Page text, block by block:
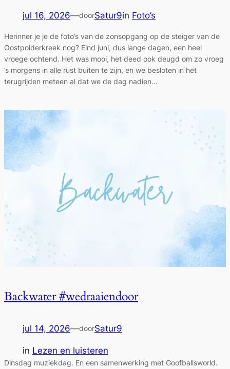
jul 16, 2026—doorSatur9in Foto’s
Herinner je je de foto’s van de zonsopgang op de steiger van de
Oostpolderkreek nog? Eind juni, dus lange dagen, een heel
vroege ochtend. Het was mooi, het deed ook deugd om zo vroeg
’s morgens in alle rust buiten te zijn, en we besloten in het
terugrijden meteen al dat we de dag nadien…
Backwater #wedraaiendoor
jul 14, 2026—doorSatur9
in Lezen en luisteren
Dinsdag muziekdag. En een samenwerking met Goofballsworld.